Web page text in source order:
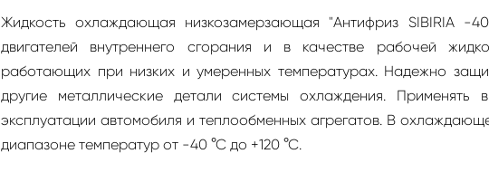
Жидкость охлаждающая низкозамерзающая "Антифриз SIBIRIA -
двигателей внутреннего сгорания и в качестве рабочей
работающих при низких и умеренных температурах. Надежно
другие металлические детали системы охлаждения. Применять
эксплуатации автомобиля и теплообменных агрегатов. В
диапазоне температур от -40 °С до +120 °С.